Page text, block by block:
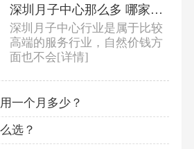
深圳月子中心那么多 哪家报价最实在？
深圳月子中心行业是属于比较
高端的服务行业，自然价钱方
面也不会[详情]
一个月多少？
选？